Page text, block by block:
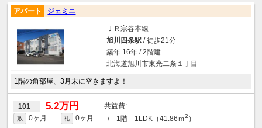
アパート ジェミニ
ＪＲ宗谷本線
旭川四条駅/ 徒歩21分
築年 16年 / 2階建
北海道旭川市東光二条１丁目
1階の角部屋、3月末に空きますよ！
101 5.2万円 -
敷 0ヶ月 礼 0ヶ月 / 1階 1LDK（41.86ｍ2 ）